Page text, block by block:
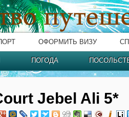
ОФОРМИТЬ ВИЗУ
ПОГОДА
Jebel Ali 5*